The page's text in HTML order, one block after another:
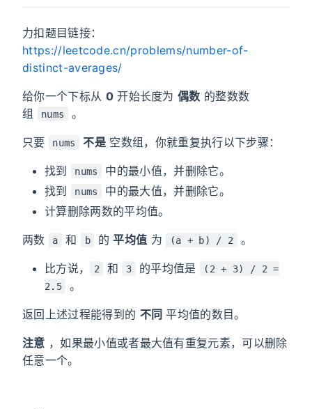
力扣题目链接：
https://leetcode.cn/problems/number-of-
distinct-averages/
给你一个下标从 0开始长度为偶数 的整数数
组
nums 。
只要 nums 不是 空数组，你就重复执行以下步骤：
找到 nums
中的最小值，并删除它。
找到
nums
中的最大值，并删除它。
计算删除两数的平均值。
两数 a 和 b 的平均值 为 (a + b) / 2 。
比方说， 2 和 3 的平均值是
(2 + 3) / 2 =
2.5
。
返回上述过程能得到的 不同 平均值的数目。
注意 ，如果最小值或者最大值有重复元素，可以删除
任意一个。